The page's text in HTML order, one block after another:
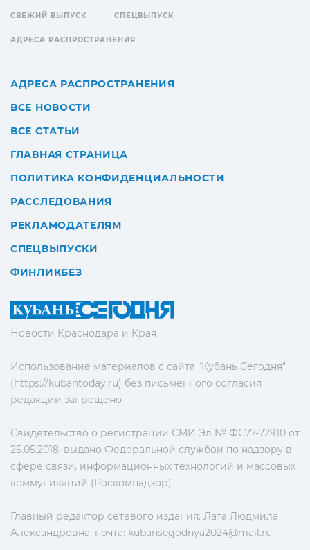
Новости Краснодара и Края
Использование материалов с сайта "Кубань Сегодня"
(https://kubantoday.ru) без письменного согласия
редакции запрещено
Свидетельство о регистрации СМИ Эл № ФС77-72910 от
25.05.2018, выдано Федеральной службой по надзору в
сфере связи, информационных технологий и массовых
коммуникаций (Роскомнадзор)
Главный редактор сетевого издания: Лата Людмила
Александровна, почта: kubansegodnya2024@mail.ru
СВЕЖИЙ ВЫПУСК СПЕЦВЫПУСК
АДРЕСА РАСПРОСТРАНЕНИЯ
АДРЕСА РАСПРОСТРАНЕНИЯ
ВСЕ НОВОСТИ
ВСЕ СТАТЬИ
ГЛАВНАЯ СТРАНИЦА
ПОЛИТИКА КОНФИДЕНЦИАЛЬНОСТИ
РАССЛЕДОВАНИЯ
РЕКЛАМОДАТЕЛЯМ
СПЕЦВЫПУСКИ
ФИНЛИКБЕЗ